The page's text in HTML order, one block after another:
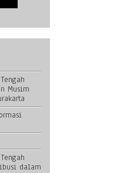
Musim
dalam